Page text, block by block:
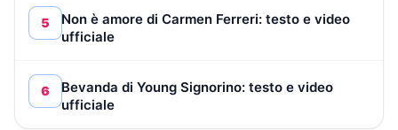
5
Non è amore di Carmen Ferreri: testo e video
ufficiale
6
Bevanda di Young Signorino: testo e video
ufficiale